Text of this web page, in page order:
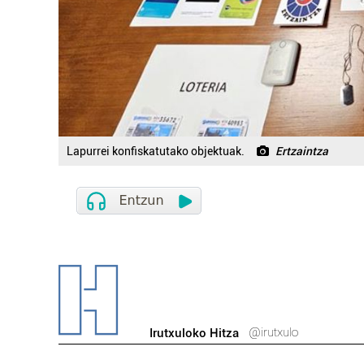
Lapurrei konfiskatutako objektuak. Ertzaintza
Irutxuloko Hitza @irutxulo